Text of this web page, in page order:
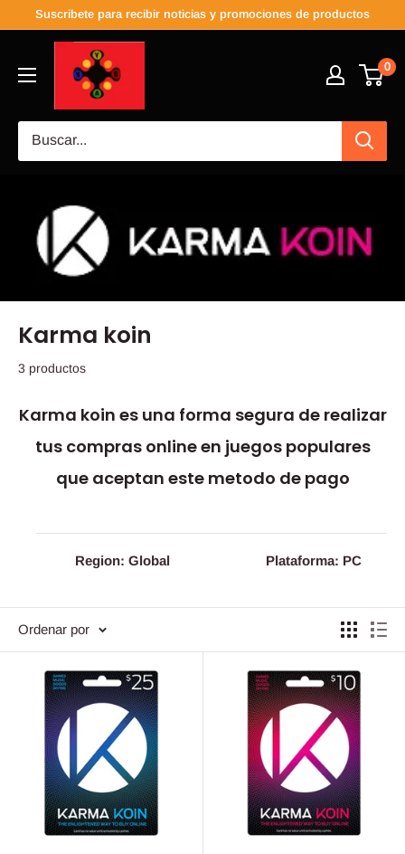
Suscribete para recibir noticias y promociones de productos
0
Karma koin
3 productos
Karma koin es una forma segura de realizar
tus compras online en juegos populares
que aceptan este metodo de pago
Region: Global Plataforma: PC
Ordenar por